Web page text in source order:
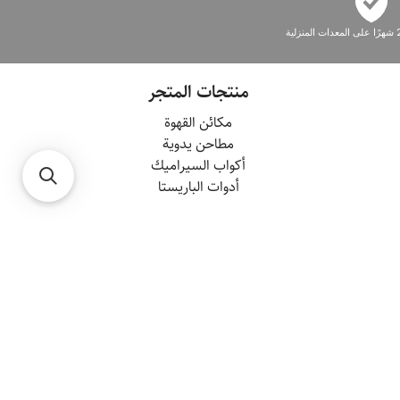
منتجات المتجر
مكائن القهوة
مطاحن يدوية
أكواب السيراميك
أدوات الباريستا